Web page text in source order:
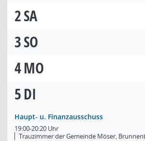
2SA
3SO
4MO
5DI
Haupt- u. Finanzausschuss
19:00-20:20 Uhr
Trauzimmer der Gemeinde Möser,